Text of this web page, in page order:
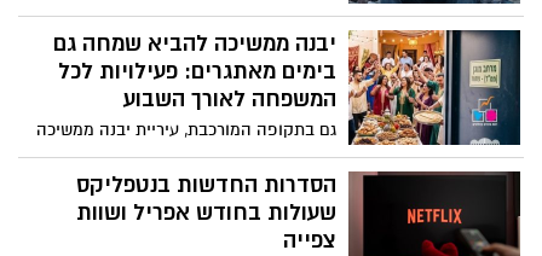
מחדש לתודעה הסרט הישראלי "תוכנית א׳" –
דרמת מתח היסטורית המטילה זרקור על אחד
הפרקים הפחות מוכרים שלאחר השואה:
ניסיונם של ניצולים יהודים לנקום בפושעים
יבנה ממשיכה להביא שמחה גם
בימים מאתגרים: פעילויות לכל
המשפחה לאורך השבוע
גם בתקופה המורכבת, עיריית יבנה ממשיכה
לפעול כדי להעניק רגעים של הפוגה, חיבור
ושמחה לתושבים - עם מגוון פעילויות לילדים,
הורים ולגיל השלישי, בהתאם להנחיות פיקוד
העורף.
הסדרות החדשות בנטפליקס
שעולות בחודש אפריל ושוות
צפייה